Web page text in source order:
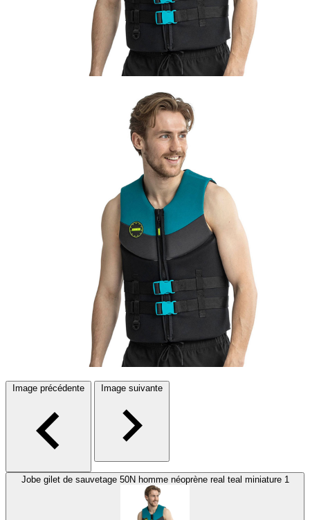
Image précédente Image suivante
Jobe gilet de sauvetage 50N homme néoprène real teal miniature 1